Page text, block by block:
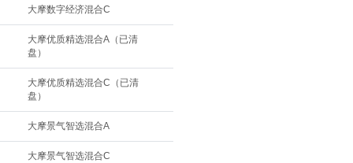
大摩数字经济混合C
大摩优质精选混合A（已清
盘）
大摩优质精选混合C（已清
盘）
大摩景气智选混合A
大摩景气智选混合C